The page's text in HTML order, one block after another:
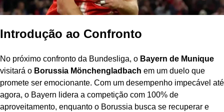
Introdução ao Confronto
No próximo confronto da Bundesliga, o Bayern de Munique
visitará o Borussia Mönchengladbach em um duelo que
promete ser emocionante. Com um desempenho impecável até
agora, o Bayern lidera a competição com 100% de
aproveitamento, enquanto o Borussia busca se recuperar e